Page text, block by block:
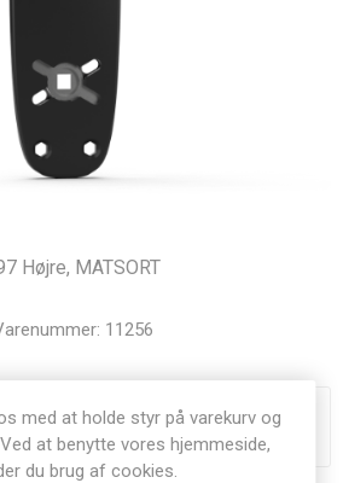
Højre, MATSORT
11256
logget ind for at se priser
med at holde styr på varekurv og
at benytte vores hjemmeside,
du brug af cookies.